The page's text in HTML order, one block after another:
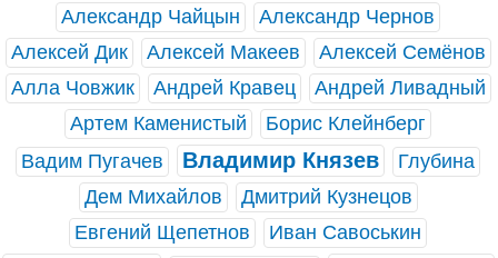
Александр Чайцын
Александр Чернов
Алексей Дик
Алексей Макеев
Алексей Семёнов
Алла Човжик
Андрей Кравец
Андрей Ливадный
Артем Каменистый
Борис Клейнберг
Вадим Пугачев
Владимир Князев
Глубина
Дем Михайлов
Дмитрий Кузнецов
Евгений Щепетнов
Иван Савоськин